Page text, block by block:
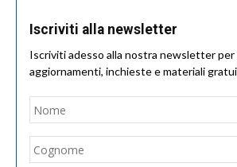
Iscriviti alla newsletter
Iscriviti adesso alla nostra newsletter per
aggiornamenti, inchieste e materiali
Nome